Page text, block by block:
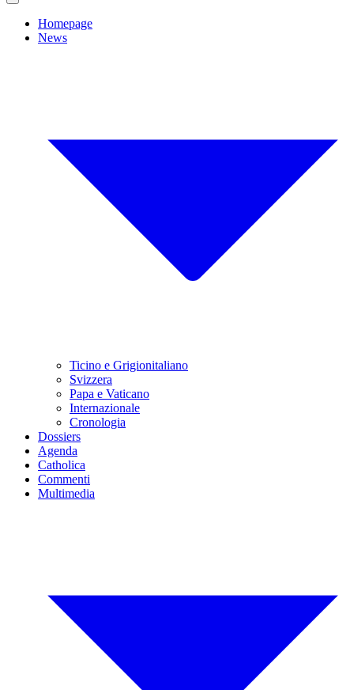
Homepage
News
Ticino e Grigionitaliano
Svizzera
Papa e Vaticano
Internazionale
Cronologia
Dossiers
Agenda
Catholica
Commenti
Multimedia